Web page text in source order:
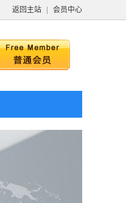
返回主站 会员中心